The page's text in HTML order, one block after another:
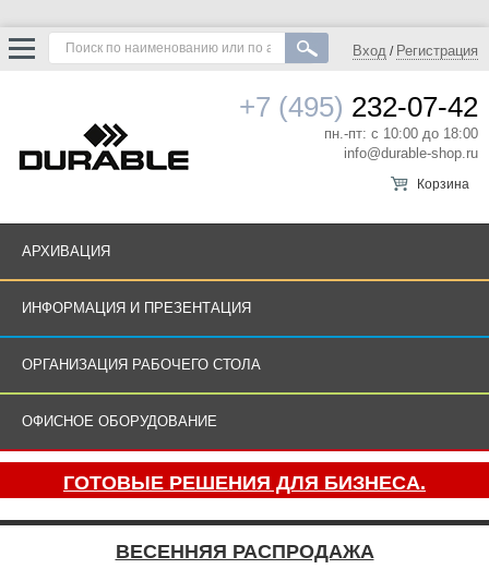
Вход / Регистрация
+7 (495) 232-07-42
пн.-пт: с 10:00 до 18:00
info@durable-shop.ru
Корзина
АРХИВАЦИЯ
ИНФОРМАЦИЯ И ПРЕЗЕНТАЦИЯ
ОРГАНИЗАЦИЯ РАБОЧЕГО СТОЛА
ОФИСНОЕ ОБОРУДОВАНИЕ
ГОТОВЫЕ РЕШЕНИЯ ДЛЯ БИЗНЕСА.
ВЕСЕННЯЯ РАСПРОДАЖА